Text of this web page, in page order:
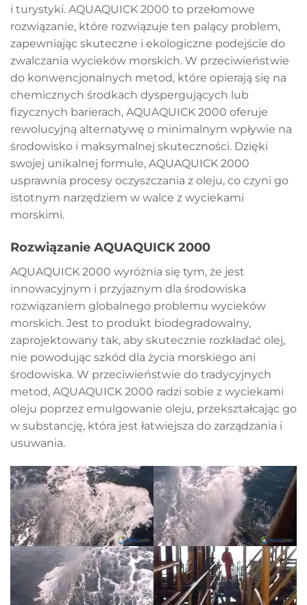
i turystyki. AQUAQUICK 2000 to przełomowe
rozwiązanie, które rozwiązuje ten palący problem,
zapewniając skuteczne i ekologiczne podejście do
zwalczania wycieków morskich. W przeciwieństwie
do konwencjonalnych metod, które opierają się na
chemicznych środkach dyspergujących lub
fizycznych barierach, AQUAQUICK 2000 oferuje
rewolucyjną alternatywę o minimalnym wpływie na
środowisko i maksymalnej skuteczności. Dzięki
swojej unikalnej formule, AQUAQUICK 2000
usprawnia procesy oczyszczania z oleju, co czyni go
istotnym narzędziem w walce z wyciekami
morskimi.
Rozwiązanie AQUAQUICK 2000
AQUAQUICK 2000 wyróżnia się tym, że jest
innowacyjnym i przyjaznym dla środowiska
rozwiązaniem globalnego problemu wycieków
morskich. Jest to produkt biodegradowalny,
zaprojektowany tak, aby skutecznie rozkładać olej,
nie powodując szkód dla życia morskiego ani
środowiska. W przeciwieństwie do tradycyjnych
metod, AQUAQUICK 2000 radzi sobie z wyciekami
oleju poprzez emulgowanie oleju, przekształcając go
w substancję, która jest łatwiejsza do zarządzania i
usuwania.